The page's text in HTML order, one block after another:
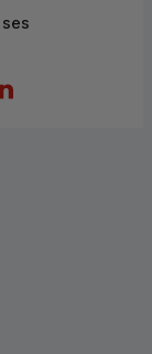
Mutuel
- Credit Mutuel
- Credit